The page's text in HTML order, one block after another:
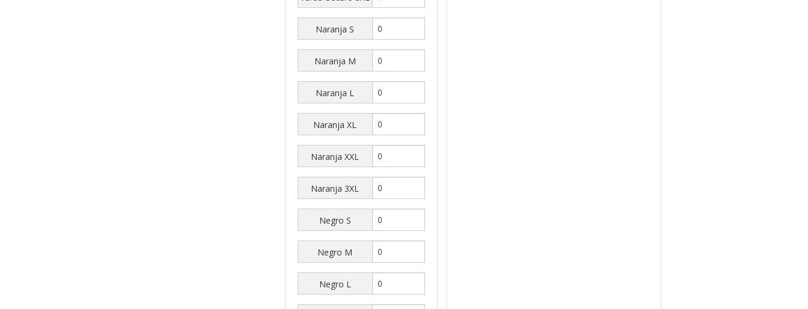
Naranja S
Naranja M
Naranja L
Naranja XL
Naranja XXL
Naranja 3XL
Negro S
Negro M
Negro L